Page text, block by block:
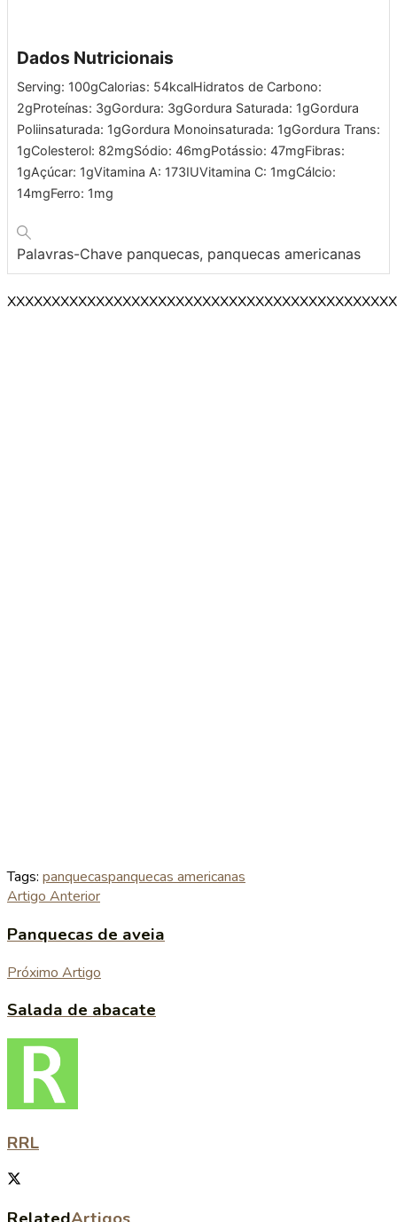
Dados Nutricionais
Serving: 100gCalorias: 54kcalHidratos de Carbono:
2gProteínas: 3gGordura: 3gGordura Saturada: 1gGordura
Poliinsaturada: 1gGordura Monoinsaturada: 1gGordura Trans:
1gColesterol: 82mgSódio: 46mgPotássio: 47mgFibras:
1gAçúcar: 1gVitamina A: 173IUVitamina C: 1mgCálcio:
14mgFerro: 1mg
Palavras-Chave panquecas, panquecas americanas
Tags: panquecaspanquecas americanas
Artigo Anterior
Panquecas de aveia
Próximo Artigo
Salada de abacate
RRL